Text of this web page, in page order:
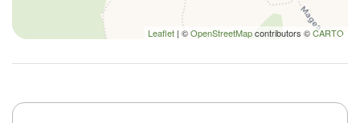
Leaflet | ©OpenStreetMapcontributors ©CARTO